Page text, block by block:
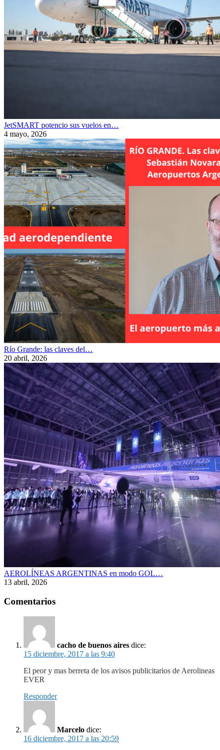
JetSMART potencio sus vuelos en…
4 mayo, 2026
Río Grande: las claves del…
20 abril, 2026
AEROLÍNEAS ARGENTINAS en modo GOL…
13 abril, 2026
Comentarios
cacho de buenos aires dice:
15 diciembre, 2017 a las 9:40
El peor y mas berreta de los avisos publicitarios de Aerolineas
EVER
Responder
Marcelo dice:
16 diciembre, 2017 a las 20:59